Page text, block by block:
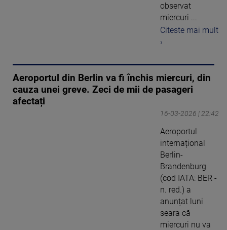
observat
miercuri ...
Citeste mai mult
›
Aeroportul din Berlin va fi închis miercuri, din
cauza unei greve. Zeci de mii de pasageri
afectați
16-03-2026 | 22:42
Aeroportul
internațional
Berlin-
Brandenburg
(cod IATA: BER -
n. red.) a
anunțat luni
seara că
miercuri nu va